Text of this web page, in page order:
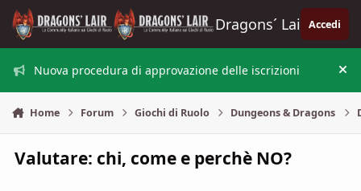
Vai al contenuto
Dragons´ Lair Accedi
Nuova procedura di approvazione delle iscrizioni
Home Forum Giochi di Ruolo Dungeons & Dragons
Valutare: chi, come e perchè NO?